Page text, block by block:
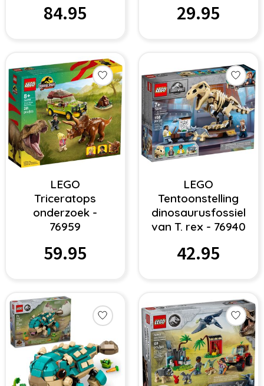
84.95 29.95
LEGO
Triceratops
onderzoek -
76959
59.95
LEGO
Tentoonstelling
dinosaurusfossiel
van T. rex - 76940
42.95